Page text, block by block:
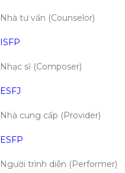
Nhà tư vấn (Counselor)
ISFP
Nhạc sĩ (Composer)
ESFJ
Nhà cung cấp (Provider)
ESFP
Người trình diễn (Performer)